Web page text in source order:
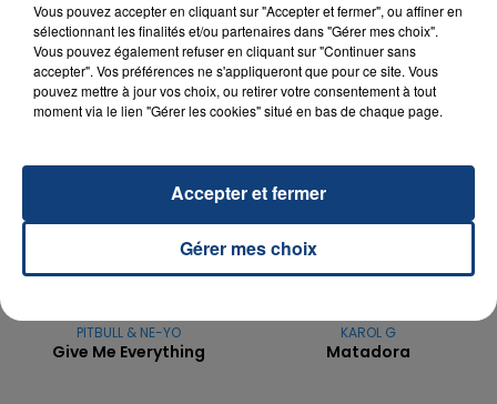
excuses.
TITRES DIFFUSÉS
14h48
14h48
PITBULL & NE-YO
Give Me Everything
14h46
14h46
KAROL G
Matadora
Vous pouvez accepter en cliquant sur "Accepter et fermer", ou affiner en
sélectionnant les finalités et/ou partenaires dans "Gérer mes choix".
Vous pouvez également refuser en cliquant sur "Continuer sans
accepter". Vos préférences ne s'appliqueront que pour ce site. Vous
pouvez mettre à jour vos choix, ou retirer votre consentement à tout
moment via le lien "Gérer les cookies" situé en bas de chaque page.
Gérer mes choix
Accepter et fermer